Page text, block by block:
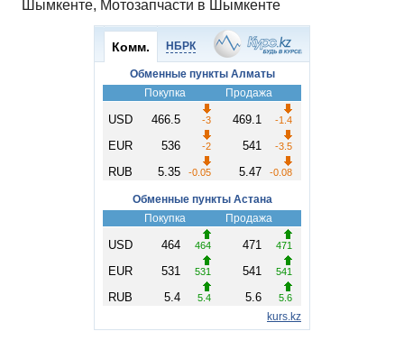
Шымкенте, Мотозапчасти в Шымкенте